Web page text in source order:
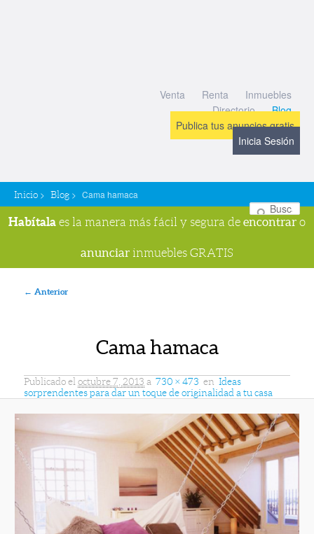
Venta Renta
Inmuebles
Directorio
Blog
Publica tus anuncios gratis
Inicia Sesión
Inicio > Blog > Cama hamaca
Habítala es la manera más fácil y segura de encontrar o
anunciar inmuebles GRATIS
Navegador de imágenes
← Anterior
Cama hamaca
Publicado el octubre 7, 2013 a 730 × 473 en Ideas
sorprendentes para dar un toque de originalidad a tu casa